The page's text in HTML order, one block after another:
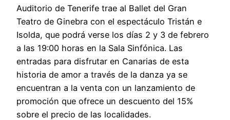
Auditorio de Tenerife trae al Ballet del Gran
Teatro de Ginebra con el espectáculo Tristán e
Isolda, que podrá verse los días 2 y 3 de febrero
a las 19:00 horas en la Sala Sinfónica. Las
entradas para disfrutar en Canarias de esta
historia de amor a través de la danza ya se
encuentran a la venta con un lanzamiento de
promoción que ofrece un descuento del 15%
sobre el precio de las localidades.